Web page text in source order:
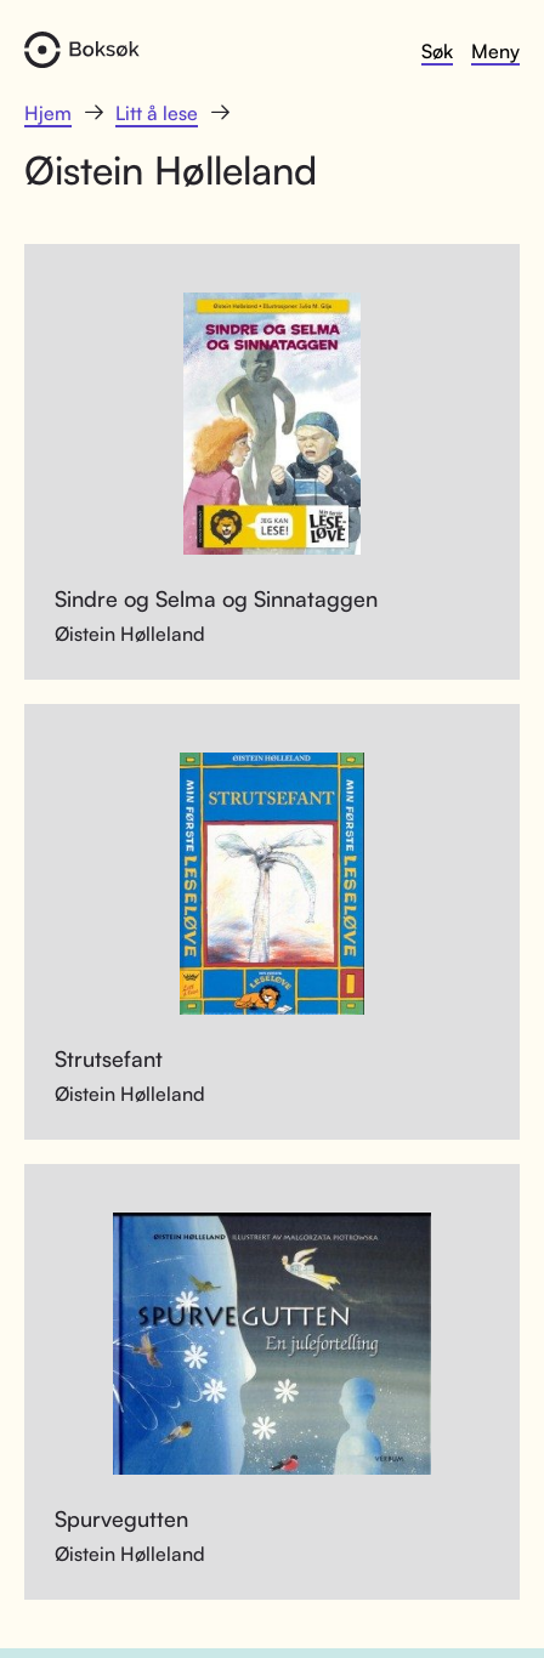
Søk Meny
Hjem Litt å lese
Øistein Hølleland
Sindre og Selma og Sinnataggen
Øistein Hølleland
Strutsefant
Øistein Hølleland
Spurvegutten
Øistein Hølleland